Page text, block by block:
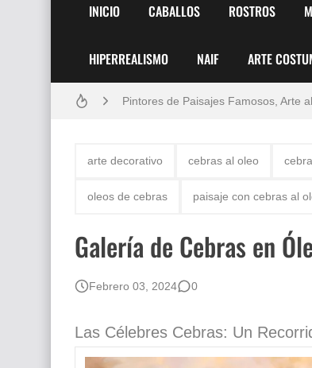
INICIO CABALLOS ROSTROS
HIPERREALISMO NAIF ARTE
Frutas y Flores Para Colorear
Pintores de Paisajes Famosos, Arte
San Valentín Dibujos a Lápiz del 14
Rostros Bellos, La Perfección del
Que significan los cuadros de negras
arte decorativo cebras al oleo
oleos de cebras paisaje con cebras al
Galería de Cebras en
Febrero 03, 2024 0
Las Célebres Cebras: Un